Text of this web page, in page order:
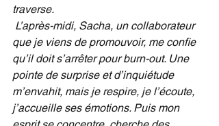
traverse.
L’après-midi, Sacha, un collaborateur
que je viens de promouvoir, me confie
qu’il doit s’arrêter pour burn-out. Une
pointe de surprise et d’inquiétude
m’envahit, mais je respire, je l’écoute,
j’accueille ses émotions. Puis mon